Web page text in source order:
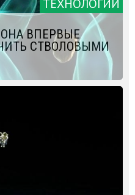
ТЕХНОЛОГИИ
ВПЕРВЫЕ
СТВОЛОВЫМИ